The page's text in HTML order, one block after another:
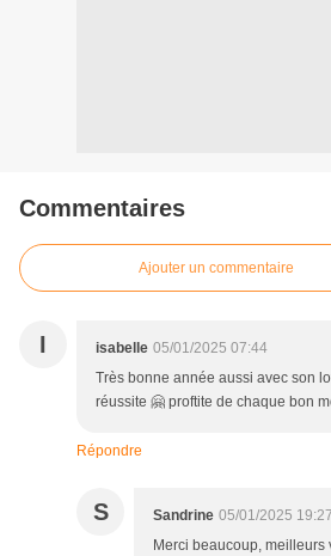
Commentaires
Ajouter un commentaire
I isabelle 05/01/2025 07:44
Très bonne année aussi avec son
réussite 🤗 proftite de chaque bon
Répondre
S Sandrine 05/01/2025 19:27
Merci beaucoup,